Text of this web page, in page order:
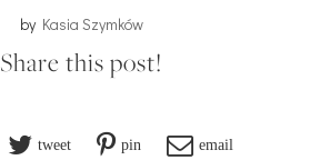
by Kasia Szymków
Share this post!
tweet pin email